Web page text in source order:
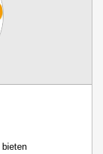
bieten